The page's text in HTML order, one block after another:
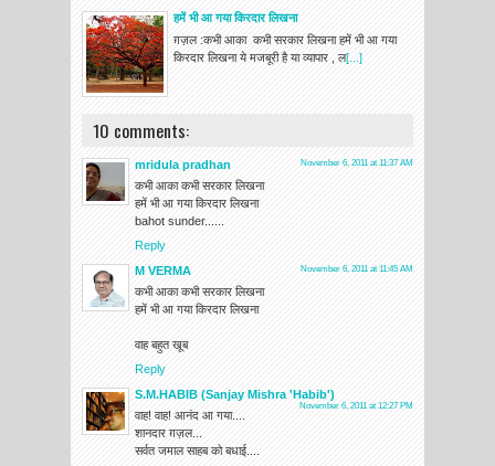
हमें भी आ गया किरदार लिखना
ग़ज़ल :कभी आका कभी सरकार लिखना हमें भी आ गया
किरदार लिखना ये मजबूरी है या व्यापार , ल[...]
10 comments:
mridula pradhan November 6, 2011 at 11:37 AM
कभी आका कभी सरकार लिखना
हमें भी आ गया किरदार लिखना
bahot sunder......
Reply
M VERMA
November 6, 2011 at 11:45 AM
कभी आका कभी सरकार लिखना
हमें भी आ गया किरदार लिखना
वाह बहुत खूब
Reply
S.M.HABIB (Sanjay Mishra 'Habib')
November 6, 2011 at 12:27 PM
वाह! वाह! आनंद आ गया....
शानदार ग़ज़ल...
सर्वत जमाल साहब को बधाई....